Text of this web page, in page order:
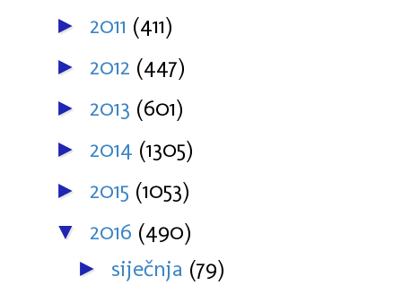
► 2011 (411)
► 2012 (447)
► 2013 (601)
► 2014 (1305)
► 2015 (1053)
▼ 2016 (490)
► siječnja (79)